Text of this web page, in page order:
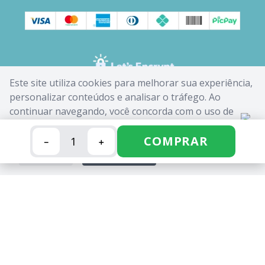
Este site utiliza cookies para melhorar sua experiência,
personalizar conteúdos e analisar o tráfego. Ao
continuar navegando, você concorda com o uso de
cookies. Saiba mais em nossaPolítica de Cookies.
ACEITAR
＋
－ COMPRAR